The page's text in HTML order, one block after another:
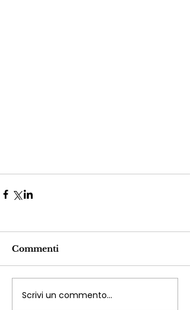
Commenti
Scrivi un commento...